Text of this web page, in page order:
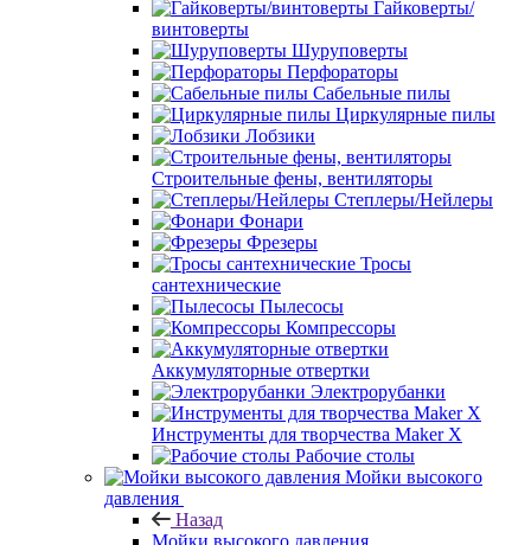
Гайковерты/
винтоверты
Шуруповерты
Перфораторы
Сабельные пилы
Циркулярные пилы
Лобзики
Строительные фены, вентиляторы
Степлеры/Нейлеры
Фонари
Фрезеры
Тросы
сантехнические
Пылесосы
Компрессоры
Аккумуляторные отвертки
Электрорубанки
Инструменты для творчества Maker X
Рабочие столы
Мойки высокого
давления
Назад
Мойки высокого давления